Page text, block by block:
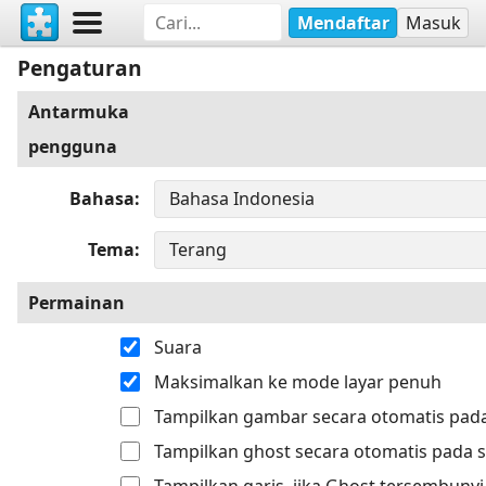
Mendaftar Masuk
Pengaturan
Antarmuka
pengguna
Bahasa
Tema
Permainan
Suara
Maksimalkan ke mode layar penuh
Tampilkan gambar secara otomatis
Tampilkan ghost secara otomatis pada